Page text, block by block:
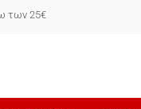
των 25€